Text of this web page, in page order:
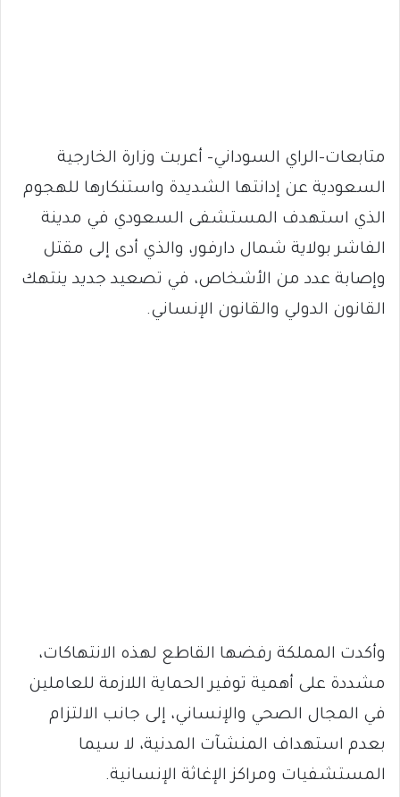
متابعات-الراي السوداني- أعربت وزارة الخارجية
السعودية عن إدانتها الشديدة واستنكارها للهجوم
الذي استهدف المستشفى السعودي في مدينة
الفاشر بولاية شمال دارفور، والذي أدى إلى مقتل
وإصابة عدد من الأشخاص، في تصعيد جديد ينتهك
القانون الدولي والقانون الإنساني.
وأكدت المملكة رفضها القاطع لهذه الانتهاكات،
مشددة على أهمية توفير الحماية اللازمة للعاملين
في المجال الصحي والإنساني، إلى جانب الالتزام
بعدم استهداف المنشآت المدنية، لا سيما
المستشفيات ومراكز الإغاثة الإنسانية.